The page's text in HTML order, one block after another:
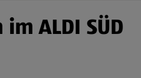
ALDI SÜD